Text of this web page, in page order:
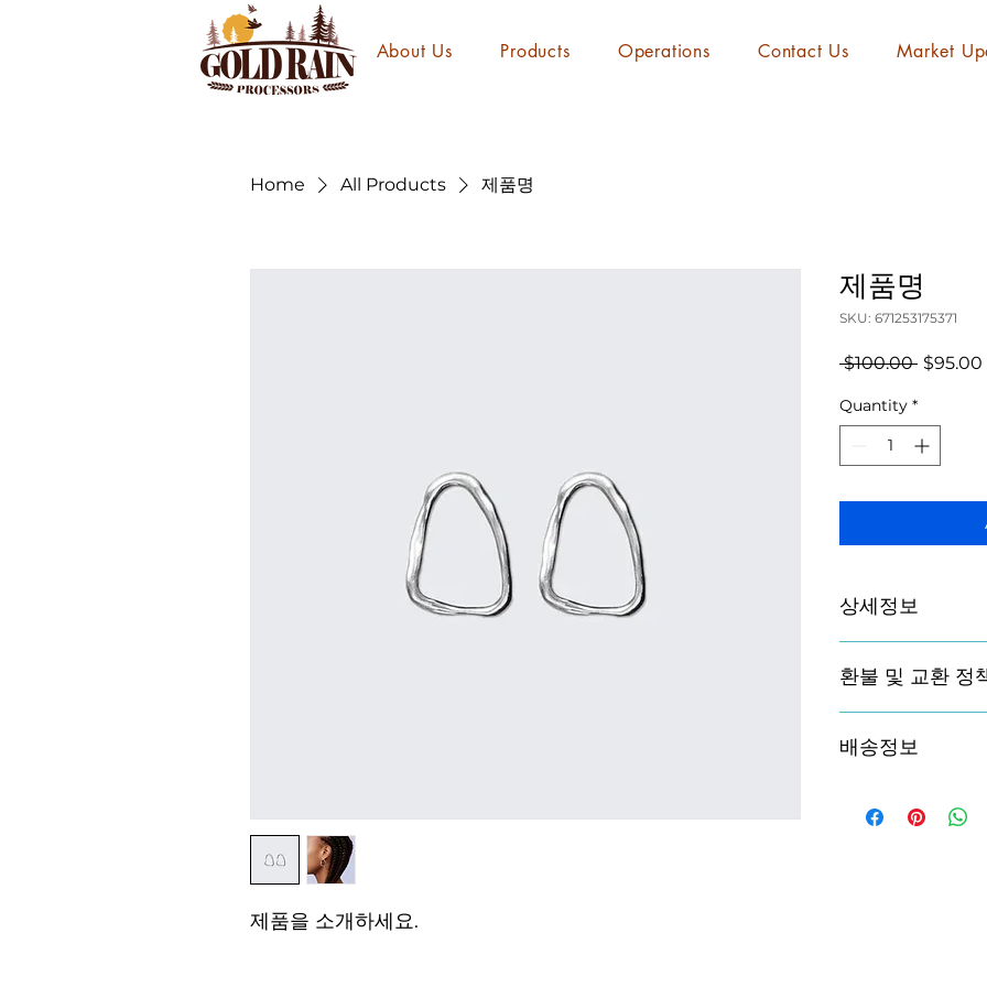
About Us Products Operations Contact Us Market
Home All Products 제품명
제품을 소개하세요.
제품명
SKU: 671253175371
$100.00 Regular
$95.00
Quantity *
상세정보
리방법 등 친절하고
환불 및 교환 정
품 정보를 제공하세
배송정보
한 설명은 소비자들